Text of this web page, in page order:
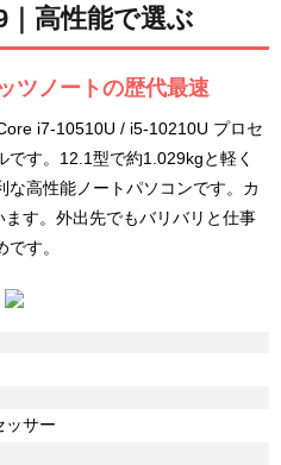
高性能で選ぶ
ツノートの歴代最速
i7-10510U / i5-10210U プロセ
です。12.1型で約1.029kgと軽く
高性能ノートパソコンです。カ
す。外出先でもバリバリと仕事
す。
ッサー